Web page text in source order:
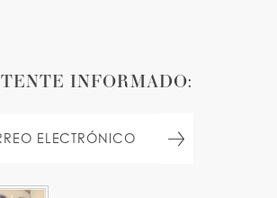
INFORMADO: